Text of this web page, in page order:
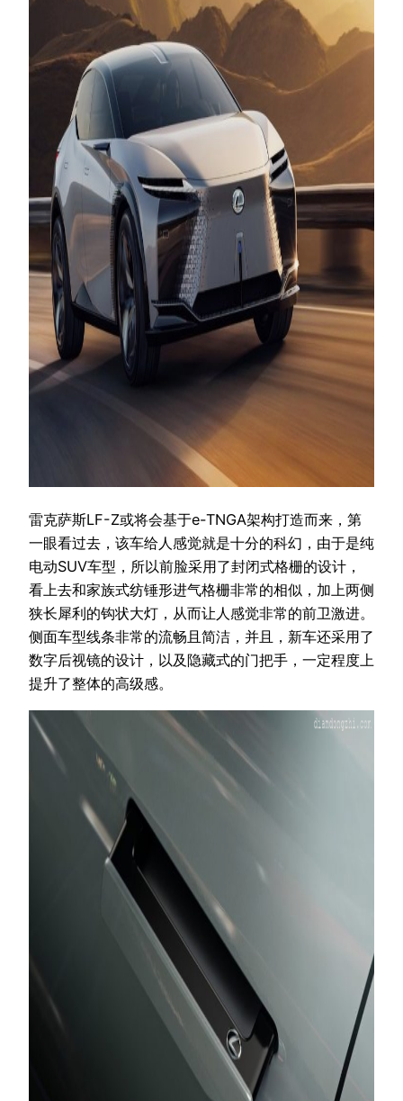
雷克萨斯LF-Z或将会基于e-TNGA架构打造而来，第
一眼看过去，该车给人感觉就是十分的科幻，由于是纯
电动SUV车型，所以前脸采用了封闭式格栅的设计，
看上去和家族式纺锤形进气格栅非常的相似，加上两侧
狭长犀利的钩状大灯，从而让人感觉非常的前卫激进。
侧面车型线条非常的流畅且简洁，并且，新车还采用了
数字后视镜的设计，以及隐藏式的门把手，一定程度上
提升了整体的高级感。